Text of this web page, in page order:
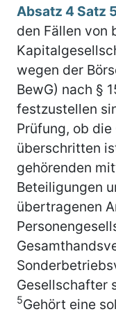
Absatz 4 Satz
den Fällen von
wegen der
BewG) nach §
festzustellen
Prüfung, ob
überschritten
gehörenden
Beteiligungen
übertragenen
Gesellschafter
5Gehört eine